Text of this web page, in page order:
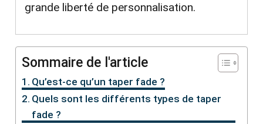
grande liberté de personnalisation.
Sommaire de l'article
Qu’est-ce qu’un taper fade ?
Quels sont les différents types de taper
fade ?